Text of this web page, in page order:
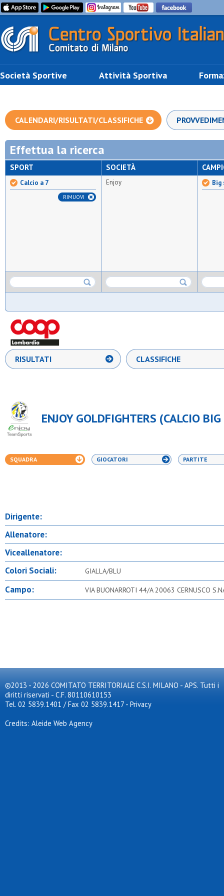
Società Sportive Attività Sportiva
CALENDARI/RISULTATI/CLASSIFICHE
Effettua la ricerca
SPORT
Calcio a 7
RIMUOVI
SOCIETÀ
Enjoy Big
RISULTATI CLASSIFICHE
ENJOY GOLDFIGHTERS (CALCIO
SQUADRA GIOCATORI PARTITE
Dirigente:
Allenatore:
Viceallenatore:
Colori Sociali:
GIALLA/BLU
Campo: VIA BUONARROTI 44/A 20063 CERNUSCO
©2013 - 2026 COMITATO TERRITORIALE C.S.I. MILANO - APS. Tutti i
diritti riservati - C.F. 80110610153
Tel. 02 5839.1401 / Fax 02 5839.1417 - Privacy
Credits: Aleide Web Agency